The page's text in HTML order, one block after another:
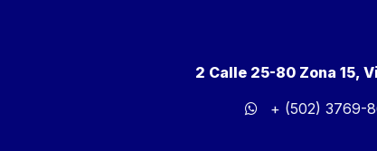
2 Calle 25-80 Zona 15,
+ (502) 3769-